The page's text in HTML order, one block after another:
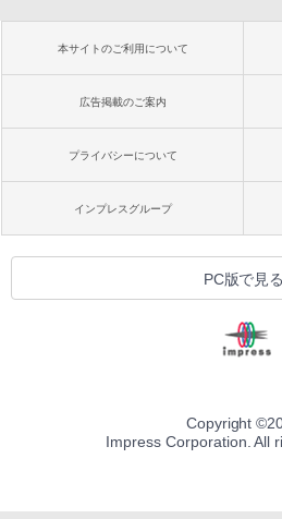
本サイトのご利用について
広告掲載のご案内
プライバシーについて
インプレスグループ
PC版で見る
Copyright ©
Impress Corporation. All